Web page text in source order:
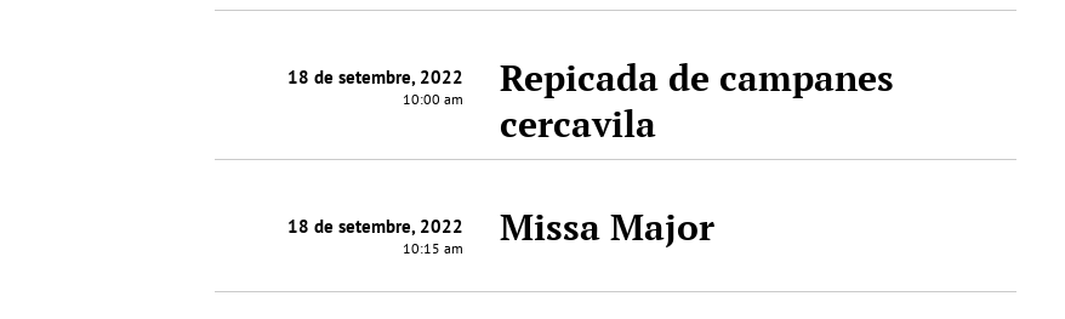
18 de setembre, 2022
10:00 am
Repicada de campanes
cercavila
18 de setembre, 2022
10:15 am Missa Major